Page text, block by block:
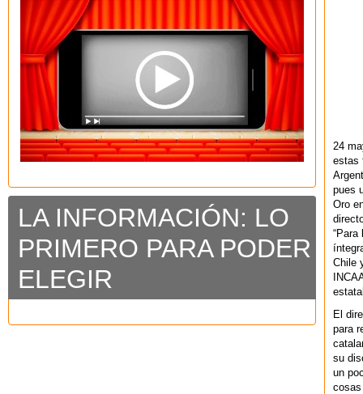
LA INFORMACIÓN: LO
PRIMERO PARA PODER
ELEGIR
24
estas
pues
Oro
“Para
Chile
El
para
su
un
cosas